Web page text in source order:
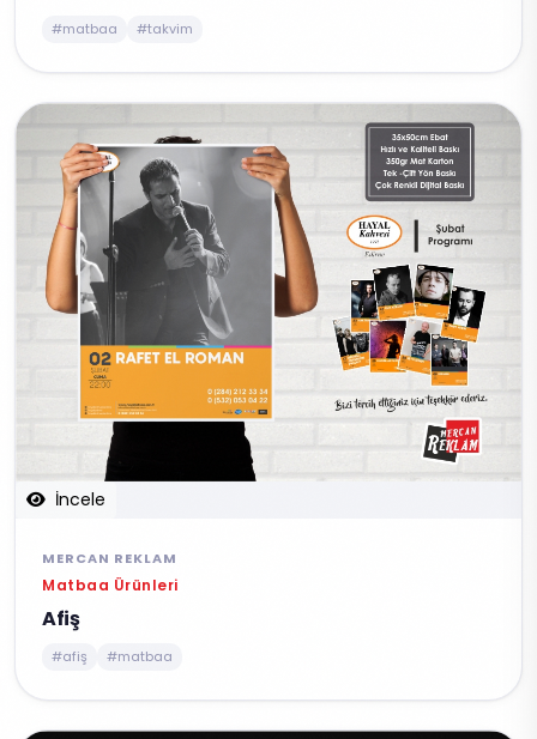
#matbaa #takvim
İncele
MERCAN REKLAM
Matbaa Ürünleri
Afiş
#afiş #matbaa